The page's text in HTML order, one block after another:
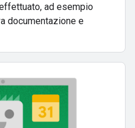
ad esempio
documentazione e